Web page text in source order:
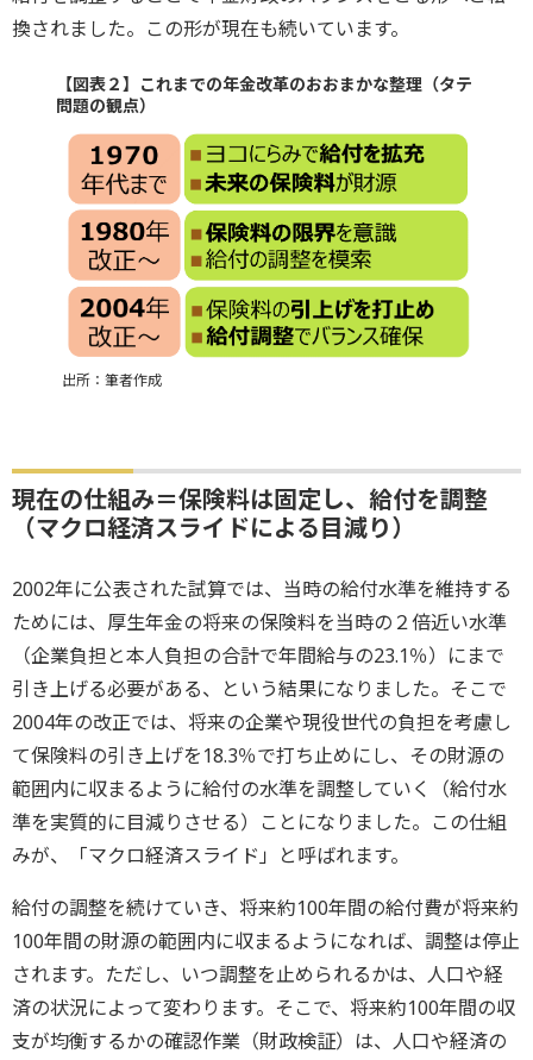
換されました。この形が現在も続いています。
【図表２】これまでの年金改革のおおまかな整理（タテ
問題の観点）
出所：筆者作成
現在の仕組み＝保険料は固定し、給付を調整
（マクロ経済スライドによる目減り）
2002年に公表された試算では、当時の給付水準を維持する
ためには、厚生年金の将来の保険料を当時の２倍近い水準
（企業負担と本人負担の合計で年間給与の23.1％）にまで
引き上げる必要がある、という結果になりました。そこで
2004年の改正では、将来の企業や現役世代の負担を考慮し
て保険料の引き上げを18.3％で打ち止めにし、その財源の
範囲内に収まるように給付の水準を調整していく（給付水
準を実質的に目減りさせる）ことになりました。この仕組
みが、「マクロ経済スライド」と呼ばれます。
給付の調整を続けていき、将来約100年間の給付費が将来約
100年間の財源の範囲内に収まるようになれば、調整は停止
されます。ただし、いつ調整を止められるかは、人口や経
済の状況によって変わります。そこで、将来約100年間の収
支が均衡するかの確認作業（財政検証）は、人口や経済の